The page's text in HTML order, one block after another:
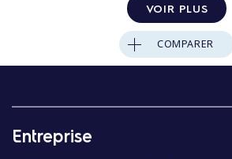
VOIR PLUS
COMPARER
Entreprise